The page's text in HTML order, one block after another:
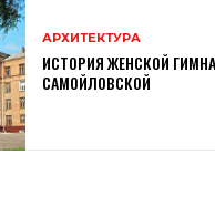
АРХИТЕКТУРА
ИСТОРИЯ ЖЕНСКОЙ
САМОЙЛОВСКОЙ